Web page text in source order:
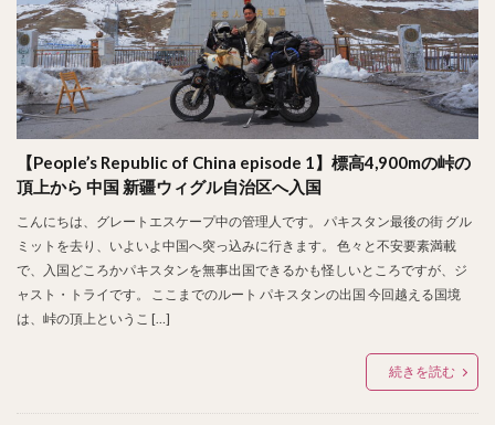
【People’s Republic of China episode 1】標高4,900mの峠の
頂上から 中国 新疆ウィグル自治区へ入国
こんにちは、グレートエスケープ中の管理人です。 パキスタン最後の街 グル
ミットを去り、いよいよ中国へ突っ込みに行きます。 色々と不安要素満載
で、入国どころかパキスタンを無事出国できるかも怪しいところですが、ジ
ャスト・トライです。 ここまでのルート パキスタンの出国 今回越える国境
は、峠の頂上というこ […]
続きを読む